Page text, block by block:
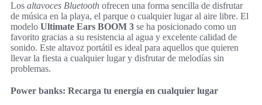
Los altavoces Bluetooth ofrecen una forma sencilla de disfrutar
de música en la playa, el parque o cualquier lugar al aire libre. El
modelo Ultimate Ears BOOM 3 se ha posicionado como un
favorito gracias a su resistencia al agua y excelente calidad de
sonido. Este altavoz portátil es ideal para aquellos que quieren
llevar la fiesta a cualquier lugar y disfrutar de melodías sin
problemas.
Power banks: Recarga tu energía en cualquier lugar